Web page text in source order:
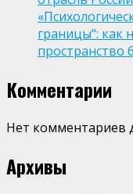
границы“: как
пространство
Комментарии
Нет комментариев
Архивы